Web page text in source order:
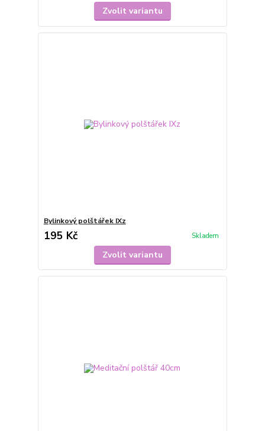
Zvolit variantu
Bylinkový polštářek IXz
195 Kč Skladem
Zvolit variantu